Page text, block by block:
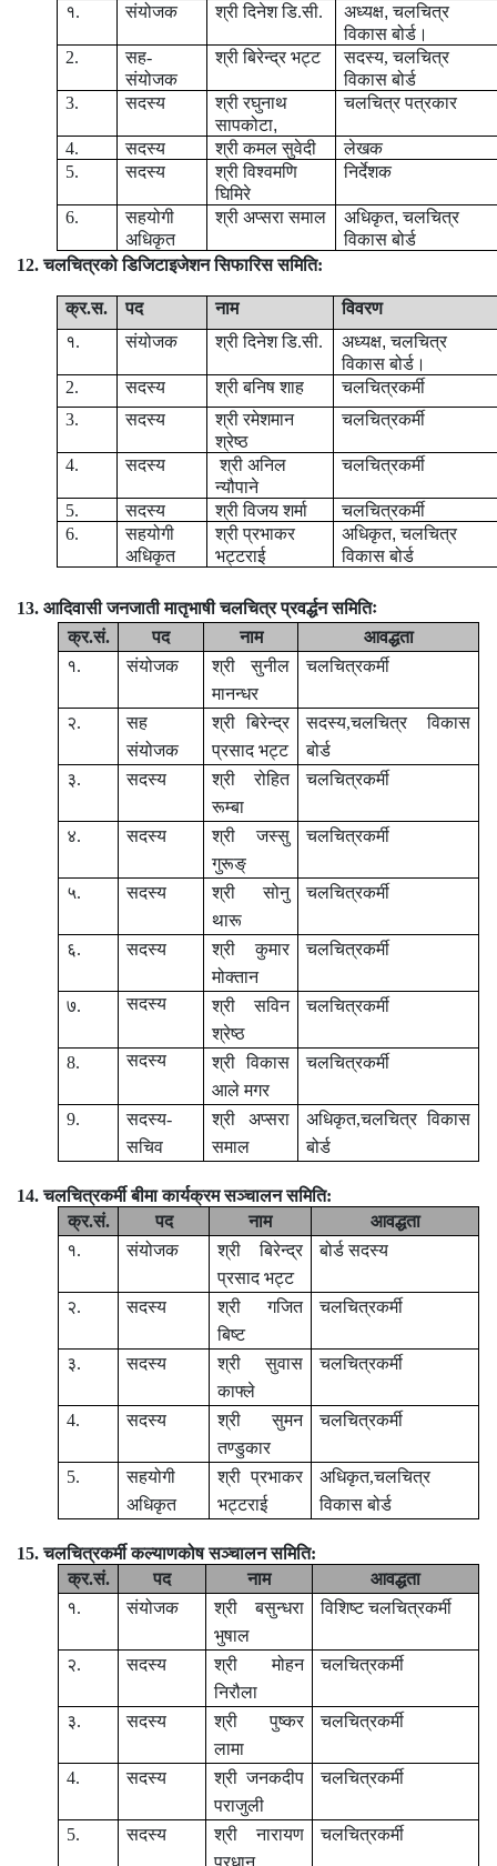
१.
संयोजक श्री दिनेश डि.सी. अध्यक्ष,चलचित्र
विकास बोर्ड।
2.
सह-
संयोजक
श्री बिरेन्द्र भट्ट
सदस्य, चलचित्र
विकास बोर्ड
3.
सदस्य
श्री रघुनाथ
सापकोटा,
चलचित्र पत्रकार
4. सदस्य श्री कमल सुवेदी
लेखक
5.
सदस्य
श्री विश्वमणि
घिमिरे
निर्देशक
6.
सहयोगी
अधिकृत
श्री अप्सरा समाल अधिकृत,चलचित्र
विकास बोर्ड
12. चलचित्रको डिजिटाइजेशन सिफारिस समिति:
क्र.स. पद नाम
विवरण
१.
संयोजक श्री दिनेश डि.सी. अध्यक्ष,चलचित्र
विकास बोर्ड।
2.
सदस्य श्री बनिष शाह
चलचित्रकर्मी
3.
सदस्य
श्री रमेशमान
श्रेष्ठ
चलचित्रकर्मी
4. सदस्य
श्री अनिल
न्यौपाने
चलचित्रकर्मी
5. सदस्य श्री विजय शर्मा
चलचित्रकर्मी
6.
सहयोगी
अधिकृत
श्री प्रभाकर
भट्टराई
अधिकृत,चलचित्र
विकास बोर्ड
13. आदिवासी जनजाती मातृभाषी चलचित्र प्रवर्द्धन समितिः
क्र.सं.
पद नाम
आवद्धता
१.
संयोजक
श्री सुनील
मानन्धर
चलचित्रकर्मी
२.
सह
संयोजक
श्री बिरेन्द्र
प्रसाद भट्ट
सदस्य,चलचित्र विकास
बोर्ड
३.
सदस्य
श्री रोहित
रूम्बा
चलचित्रकर्मी
४. सदस्य
श्री जस्सु
गुरूङ्
चलचित्रकर्मी
५. सदस्य
श्री सोनु
थारू
चलचित्रकर्मी
६. सदस्य
श्री कुमार
मोक्तान
चलचित्रकर्मी
७. सदस्य
श्री सविन
श्रेष्ठ
चलचित्रकर्मी
8. सदस्य
श्री विकास
आले मगर
चलचित्रकर्मी
9.
सदस्य-
सचिव
श्री अप्सरा
समाल
अधिकृत,चलचित्र विकास
बोर्ड
14. चलचित्रकर्मी बीमा कार्यक्रम सञ्चालन समिति:
क्र.सं.
पद नाम
आवद्धता
१.
संयोजक
श्री बिरेन्द्र
प्रसाद भट्ट
बोर्ड सदस्य
२. सदस्य
श्री गजित
बिष्ट
चलचित्रकर्मी
३. सदस्य
श्री सुवास
काफ्ले
चलचित्रकर्मी
4. सदस्य
श्री सुमन
तण्डुकार
चलचित्रकर्मी
5.
सहयोगी
अधिकृत
श्री प्रभाकर
भट्टराई
अधिकृत,चलचित्र
विकास बोर्ड
15. चलचित्रकर्मी कल्याणकोष सञ्चालन समिति:
क्र.सं.
पद नाम
आवद्धता
१.
संयोजक
श्री बसुन्धरा
भुषाल
विशिष्ट चलचित्रकर्मी
२. सदस्य
श्री मोहन
निरौला
चलचित्रकर्मी
३. सदस्य
श्री पुष्कर
लामा
चलचित्रकर्मी
4. सदस्य
श्री जनकदीप
पराजुली
चलचित्रकर्मी
5. सदस्य
श्री नारायण
प्रधान
चलचित्रकर्मी